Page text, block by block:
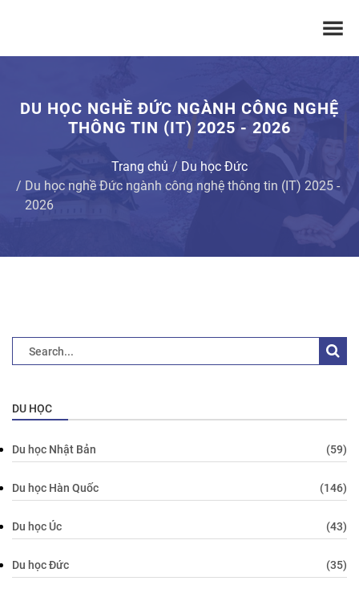
DU HỌC NGHỀ ĐỨC NGÀNH CÔNG NGHỆ
THÔNG TIN (IT) 2025 - 2026
Trang chủ
Du học Đức
Du học nghề Đức ngành công nghệ thông tin (IT) 2025 -
2026
DU HỌC
Du học Nhật Bản (59)
Du học Hàn Quốc (146)
Du học Úc (43)
Du học Đức (35)